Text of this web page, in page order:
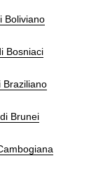
Boliviano
Bosniaci
Braziliano
Brunei